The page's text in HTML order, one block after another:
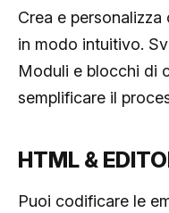
Crea e
in modo intuitivo.
Moduli e blocchi di
semplificare il
HTML &
Puoi codificare le